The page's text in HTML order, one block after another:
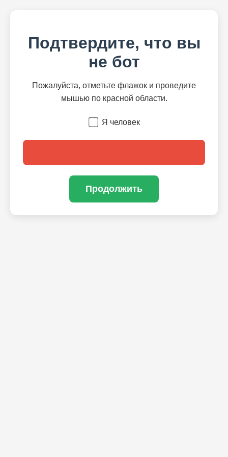
Подтвердите, что вы
не бот
Пожалуйста, отметьте флажок и проведите
мышью по красной области.
Я человек
Продолжить